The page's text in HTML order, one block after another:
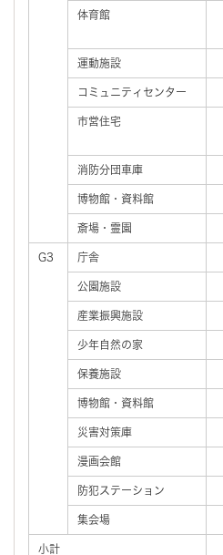
体育館
運動施設
コミュニティセンター
市営住宅
消防分団車庫
博物館・資料館
斎場・霊園
G3 庁舎
公園施設
産業振興施設
少年自然の家
保養施設
博物館・資料館
災害対策庫
漫画会館
防犯ステーション
集会場
小計